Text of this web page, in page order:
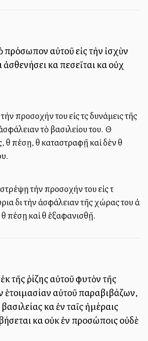
πρόσωπον αὐτοῦ εἰς τὴν ἰσχὺν
καὶ πεσεῖται καὶ οὐχ
προσοχήν του εἰς τὰς δυνάμεις τῆς
τὸ βασιλείου του. Θὰ
πέσῃ, θὰ καταστραφῇ καὶ δὲν θὰ
τὴν προσοχήν του εἰς τὰ
διὰ τὴν ἀσφάλειαν τῆς χώρας του ἀλλὰ
πέσῃ καὶ θὰ ἑξαφανισθῇ.
τῆς ῥίζης αὐτοῦ φυτὸν τῆς
ἑτοιμασίαν αὐτοῦ παραβιβάζων,
καὶ ἐν ταῖς ἡμέραις
καὶ οὐκ ἐν προσώποις οὐδὲ